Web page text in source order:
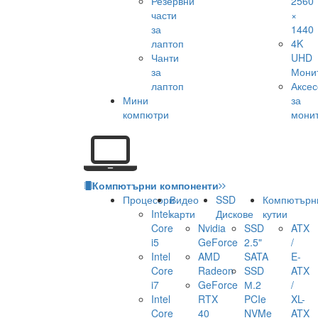
части
за
лаптоп
Чанти
за
лаптоп
Мини
компютри
×
1440
4K
UHD
за
Компютърни компоненти
Процесори
Intel
Core
i5
Intel
Core
i7
Intel
Core
Видео
карти
Nvidia
GeForce
AMD
Radeon
GeForce
RTX
40
SSD
Дискове
SSD
2.5"
SATA
SSD
М.2
PCIe
NVMe
кутии
ATX
/
E-
ATX
/
XL-
ATX